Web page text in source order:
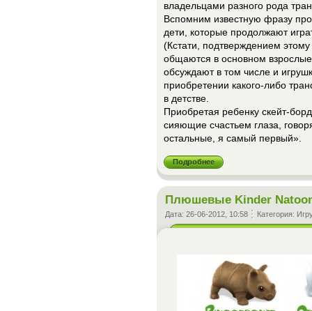
владельцами разного рода
Вспомним известную фразу
дети, которые продолжают
(Кстати, подтверждением
общаются в основном
обсуждают в том числе и
приобретении какого-либо
в детстве.
Приобретая ребенку скейт-
сияющие счастьем глаза,
остальные, я самый первый».
Подробнее
Плюшевые Kinder
Дата: 26-06-2012, 10:58 Категория: